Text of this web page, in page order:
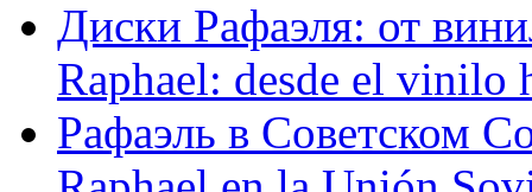
Диски Рафаэля: от
Raphael: desde el vinilo
Рафаэль в Советском